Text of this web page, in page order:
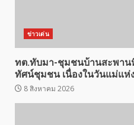
ข่าวเด่น
ทต.ทับมา-ชุมชนบ้านสะพาน
ทัศน์ชุมชน เนื่องในวันแม่แห่
8 สิงหาคม 2026